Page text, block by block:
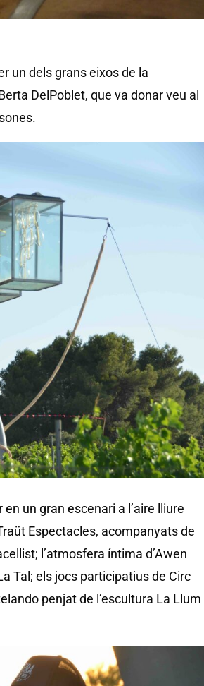
un dels grans eixos de la
DelPoblet, que va donar veu al
un gran escenari a l’aire lliure
Espectacles, acompanyats de
l’atmosfera íntima d’Awen
Tal; els jocs participatius de Circ
penjat de l’escultura La Llum